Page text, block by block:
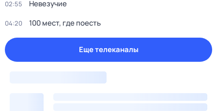
02:55 Невезучие
04:20 100 мест, где поесть
Еще телеканалы